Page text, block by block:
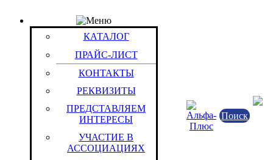
КАТАЛОГ
ПРАЙС-ЛИСТ
КОНТАКТЫ
РЕКВИЗИТЫ
ПРЕДСТАВЛЯЕМ
ИНТЕРЕСЫ
УЧАСТИЕ В
АССОЦИАЦИЯХ
Поиск
Товар: Батарея акк.свинц. 12_В 72Ач Marathon
Код товара: 10691
Exide Technologies